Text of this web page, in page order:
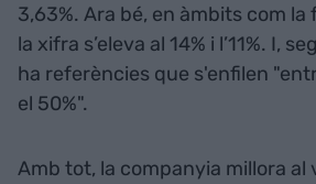
3,63%. Ara bé, en àmbits com
la xifra s’eleva al 14% i l’11%. I,
ha referències que s'enfilen
el 50%".
Amb tot, la companyia millora al